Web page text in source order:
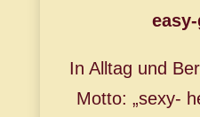
In Alltag und
Motto: „sexy-